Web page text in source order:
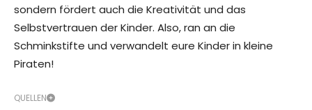
sondern fördert auch die Kreativität und das
Selbstvertrauen der Kinder. Also, ran an die
Schminkstifte und verwandelt eure Kinder in kleine
Piraten!
QUELLEN